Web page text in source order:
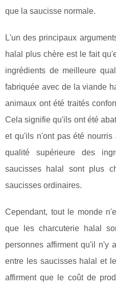
que la saucisse normale.
L'un des principaux
halal plus chère est le fait
ingrédients de meilleure
fabriquée avec de la viande
animaux ont été traités
Cela signifie qu'ils ont été
et qu'ils n'ont pas été nourris
qualité supérieure des
saucisses halal sont plus
saucisses ordinaires.
Cependant, tout le monde
que les charcuterie halal
personnes affirment qu'il n'y
entre les saucisses halal et
affirment que le coût de